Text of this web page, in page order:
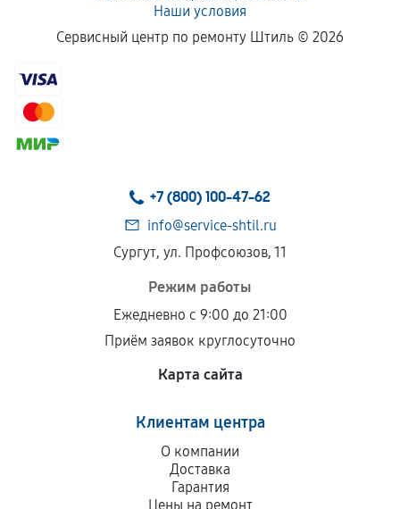
Наши условия
Сервисный центр по ремонту Штиль © 2026
+7 (800) 100-47-62
info@service-shtil.ru
Сургут, ул. Профсоюзов, 11
Режим работы
Ежедневно с 9:00 до 21:00
Приём заявок круглосуточно
Карта сайта
Клиентам центра
О компании
Доставка
Гарантия
Цены на ремонт